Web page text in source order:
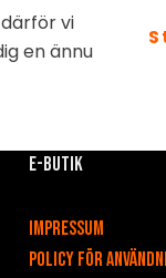
E-butik
Impressum
Policy för
vi
en ännu